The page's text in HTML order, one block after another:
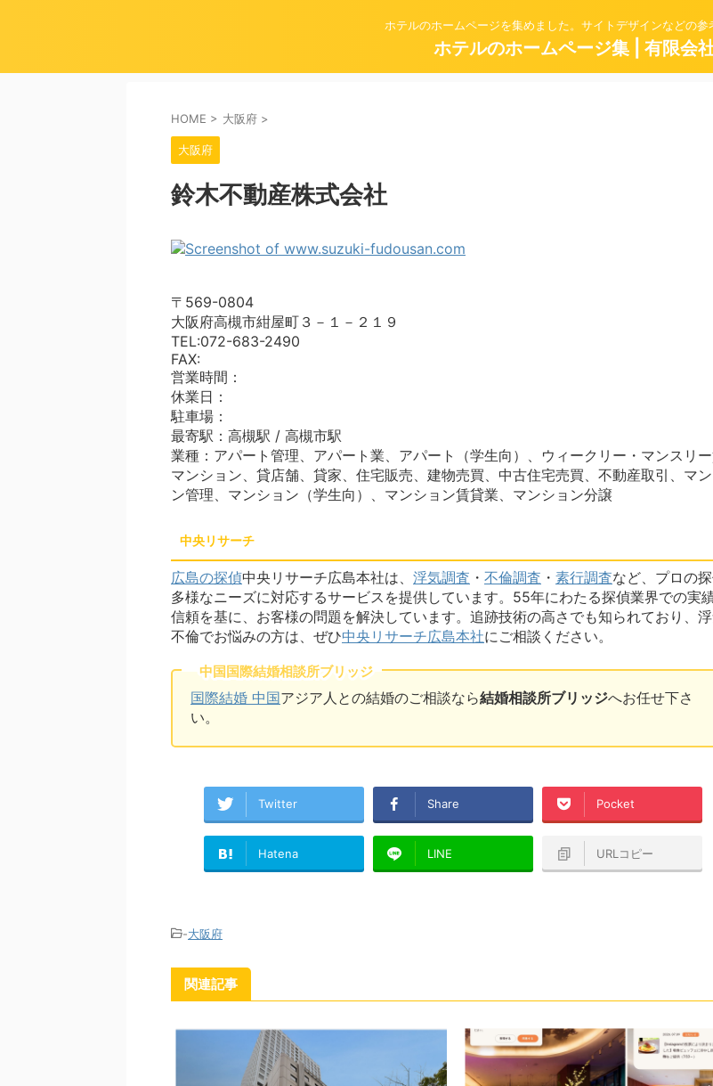
ホテルのホームページを集めました。サイトデザインなどの参
ホテルのホームページ集 | 有限会
HOME > 大阪府 >
大阪府
鈴木不動産株式会社
〒569-0804
大阪府高槻市紺屋町３－１－２１９
TEL:072-683-2490
FAX:
営業時間：
休業日：
駐車場：
最寄駅：高槻駅 / 高槻市駅
業種：アパート管理、アパート業、アパート（学生向）、ウィークリー・マンスリ
マンション、貸店舗、貸家、住宅販売、建物売買、中古住宅売買、不動産取引、マン
ン管理、マンション（学生向）、マンション賃貸業、マンション分譲
中央リサーチ
広島の探偵中央リサーチ広島本社は、 浮気調査 ・ 不倫調査 ・ 素行調査など、プロの
多様なニーズに対応するサービスを提供しています。55年にわたる探偵業界での実
信頼を基に、お客様の問題を解決しています。追跡技術の高さでも知られており、
不倫でお悩みの方は、ぜひ中央リサーチ広島本社にご相談ください。
中国国際結婚相談所ブリッジ
国際結婚 中国アジア人との結婚のご相談なら結婚相談所ブリッジへお任せ下さ
い。
Twitter Share Pocket
Hatena LINE URLコピー
-大阪府
関連記事